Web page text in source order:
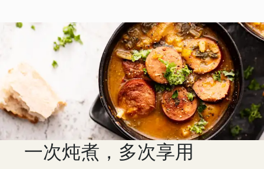
一次炖煮，多次享用